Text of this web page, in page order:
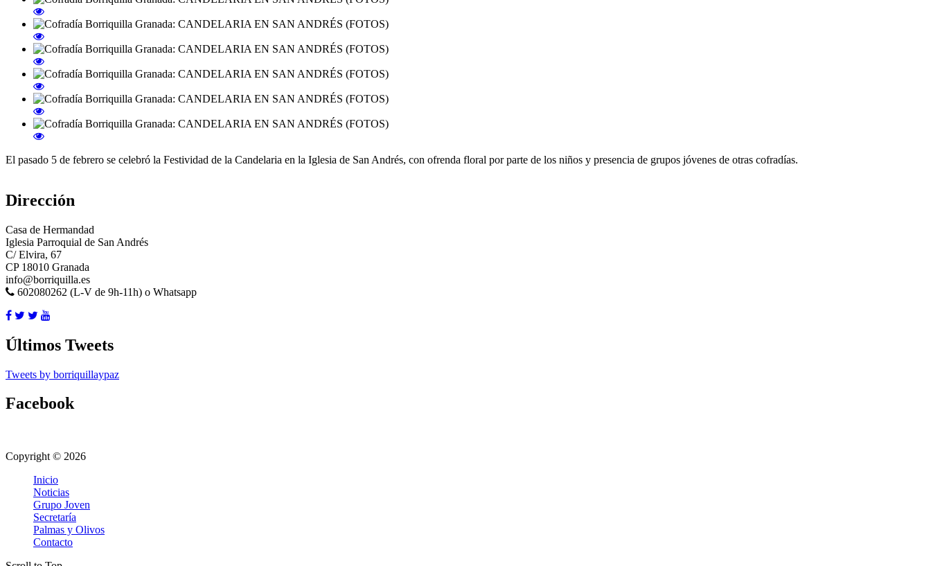
El pasado 5 de febrero se celebró la Festividad de la Candelaria en la Iglesia de San Andrés, con ofrenda floral por parte de los niños y presencia de grupos jóvenes de otras cofradías.
Dirección
Casa de Hermandad
Iglesia Parroquial de San Andrés
C/ Elvira, 67
CP 18010 Granada
info@borriquilla.es
602080262 (L-V de 9h-11h) o Whatsapp
Últimos Tweets
Tweets by borriquillaypaz
Facebook
Copyright © 2026
Inicio
Noticias
Grupo Joven
Secretaría
Palmas y Olivos
Contacto